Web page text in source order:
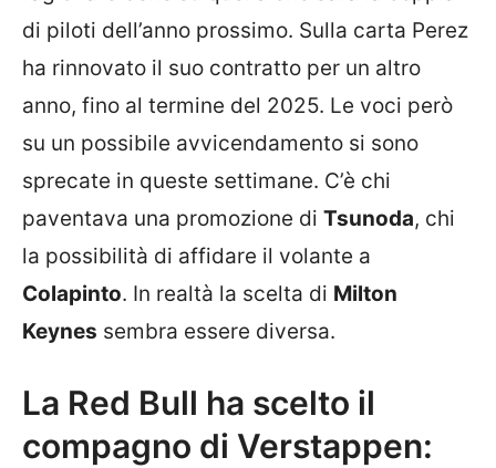
di piloti dell’anno prossimo. Sulla carta Perez
ha rinnovato il suo contratto per un altro
anno, fino al termine del 2025. Le voci però
su un possibile avvicendamento si sono
sprecate in queste settimane. C’è chi
paventava una promozione di Tsunoda, chi
la possibilità di affidare il volante a
Colapinto. In realtà la scelta di Milton
Keynes sembra essere diversa.
La Red Bull ha scelto il
compagno di Verstappen: